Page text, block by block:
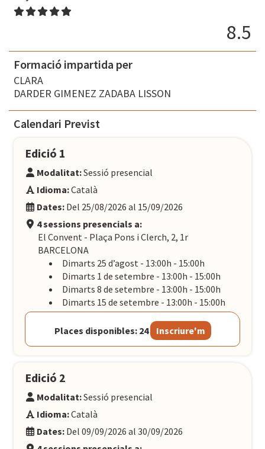
8.5
Formació impartida per
CLARA
DARDER GIMENEZ ZADABA LISSON
Calendari Previst
Edició 1
Modalitat:Sessió presencial
Idioma:Català
Dates: Del 25/08/2026 al 15/09/2026
4 sessions presencials a:
El Convent - Plaça Pons i Clerch, 2, 1r
BARCELONA
Dimarts 25 d’agost - 13:00h - 15:00h
Dimarts 1 de setembre - 13:00h - 15:00h
Dimarts 8 de setembre - 13:00h - 15:00h
Dimarts 15 de setembre - 13:00h - 15:00h
Places disponibles: 24 Inscriure'm
Edició 2
Modalitat:Sessió presencial
Idioma:Català
Dates: Del 09/09/2026 al 30/09/2026